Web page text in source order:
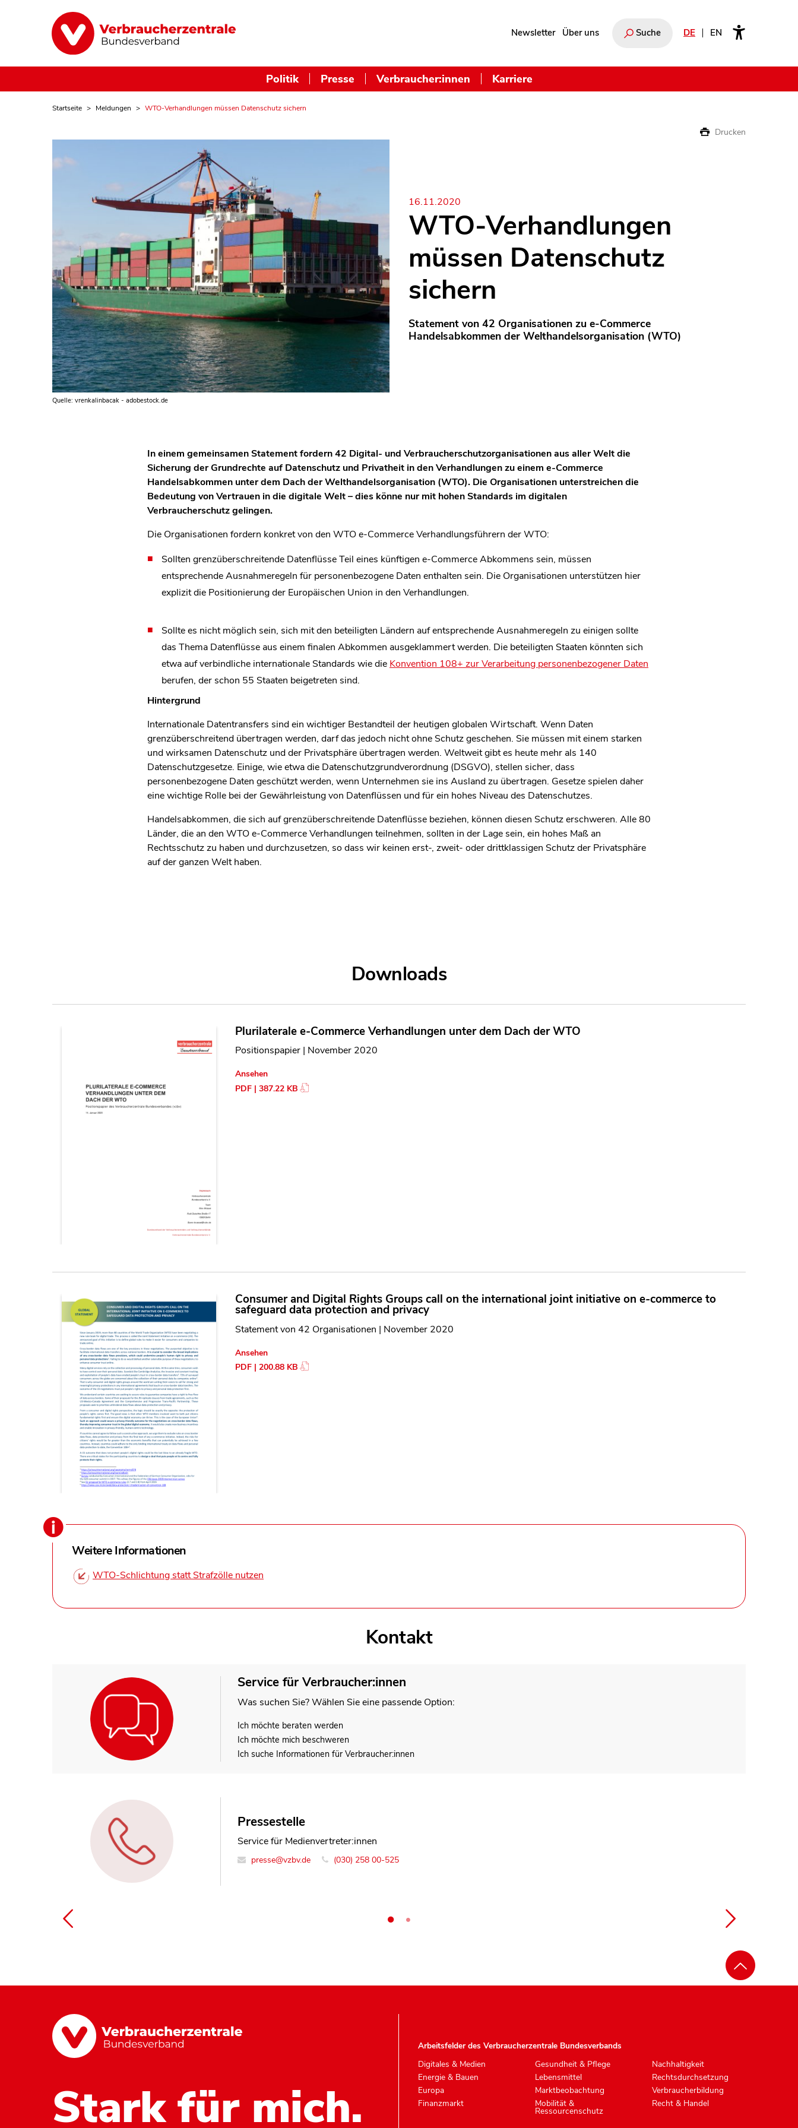
Newsletter Über uns Suche DE EN
Politik Presse Verbraucher:innen Karriere
Startseite Meldungen WTO-Verhandlungen müssen Datenschutz sichern
Drucken
Quelle: vrenkalinbacak - adobestock.de
16.11.2020
WTO-Verhandlungen
müssen Datenschutz
sichern
Statement von 42 Organisationen zu e-Commerce
Handelsabkommen der Welthandelsorganisation (WTO)
In einem gemeinsamen Statement fordern 42 Digital- und Verbraucherschutzorganisationen aus aller Welt die
Sicherung der Grundrechte auf Datenschutz und Privatheit in den Verhandlungen zu einem e-Commerce
Handelsabkommen unter dem Dach der Welthandelsorganisation (WTO). Die Organisationen unterstreichen die
Bedeutung von Vertrauen in die digitale Welt – dies könne nur mit hohen Standards im digitalen
Verbraucherschutz gelingen.
Die Organisationen fordern konkret von den WTO e-Commerce Verhandlungsführern der WTO:
Sollten grenzüberschreitende Datenflüsse Teil eines künftigen e-Commerce Abkommens sein, müssen
entsprechende Ausnahmeregeln für personenbezogene Daten enthalten sein. Die Organisationen unterstützen hier
explizit die Positionierung der Europäischen Union in den Verhandlungen.
Sollte es nicht möglich sein, sich mit den beteiligten Ländern auf entsprechende Ausnahmeregeln zu einigen sollte
das Thema Datenflüsse aus einem finalen Abkommen ausgeklammert werden. Die beteiligten Staaten könnten sich
etwa auf verbindliche internationale Standards wie die Konvention 108+ zur Verarbeitung personenbezogener Daten
berufen, der schon 55 Staaten beigetreten sind.
Hintergrund
Internationale Datentransfers sind ein wichtiger Bestandteil der heutigen globalen Wirtschaft. Wenn Daten
grenzüberschreitend übertragen werden, darf das jedoch nicht ohne Schutz geschehen. Sie müssen mit einem starken
und wirksamen Datenschutz und der Privatsphäre übertragen werden. Weltweit gibt es heute mehr als 140
Datenschutzgesetze. Einige, wie etwa die Datenschutzgrundverordnung (DSGVO), stellen sicher, dass
personenbezogene Daten geschützt werden, wenn Unternehmen sie ins Ausland zu übertragen. Gesetze spielen daher
eine wichtige Rolle bei der Gewährleistung von Datenflüssen und für ein hohes Niveau des Datenschutzes.
Handelsabkommen, die sich auf grenzüberschreitende Datenflüsse beziehen, können diesen Schutz erschweren. Alle 80
Länder, die an den WTO e-Commerce Verhandlungen teilnehmen, sollten in der Lage sein, ein hohes Maß an
Rechtsschutz zu haben und durchzusetzen, so dass wir keinen erst-, zweit- oder drittklassigen Schutz der Privatsphäre
auf der ganzen Welt haben.
Downloads
Plurilaterale e-Commerce Verhandlungen unter dem Dach der WTO
Positionspapier | November 2020
Ansehen
PDF | 387.22 KB
Consumer and Digital Rights Groups call on the international joint initiative on e-commerce to
safeguard data protection and privacy
Statement von 42 Organisationen | November 2020
Ansehen
PDF | 200.88 KB
Weitere Informationen
WTO-Schlichtung statt Strafzölle nutzen
Kontakt
Service für Verbraucher:innen
Was suchen Sie? Wählen Sie eine passende Option:
Ich möchte beraten werden
Ich möchte mich beschweren
Ich suche Informationen für Verbraucher:innen
Pressestelle
Service für Medienvertreter:innen
presse@vzbv.de (030) 258 00-525
N.N.
Referentin Team Brüssel
buero-bruessel@vzbv.de +49 30 258 00-0
Stark für mich.
Arbeitsfelder des Verbraucherzentrale Bundesverbands
Digitales & Medien
Energie & Bauen
Europa
Finanzmarkt
Gesundheit & Pflege
Lebensmittel
Marktbeobachtung
Mobilität &
Ressourcenschutz
Nachhaltigkeit
Rechtsdurchsetzung
Verbraucherbildung
Recht & Handel